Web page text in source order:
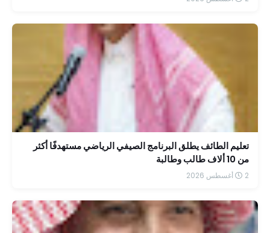
تعليم الطائف يطلق البرنامج الصيفي الرياضي مستهدفًا أكثر
من 10 ألاف طالب وطالبة
2 أغسطس 2026